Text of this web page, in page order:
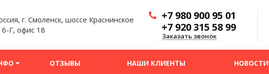
г. Смоленск, шоссе Краснинское
6-Г, офис 18
+7 980 900 95 01
+7 920 315 58 99
Заказать звонок
ОТЗЫВЫ НАШИ КЛИЕНТЫ НОВОСТИ